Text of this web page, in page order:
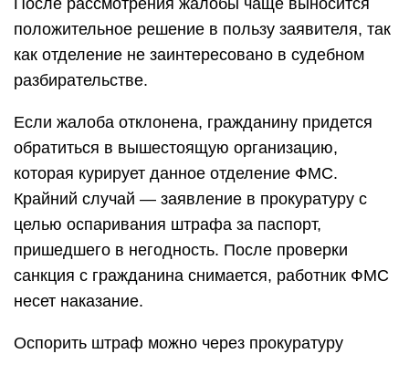
После рассмотрения жалобы чаще выносится
положительное решение в пользу заявителя, так
как отделение не заинтересовано в судебном
разбирательстве.
Если жалоба отклонена, гражданину придется
обратиться в вышестоящую организацию,
которая курирует данное отделение ФМС.
Крайний случай — заявление в прокуратуру с
целью оспаривания штрафа за паспорт,
пришедшего в негодность. После проверки
санкция с гражданина снимается, работник ФМС
несет наказание.
Оспорить штраф можно через прокуратуру